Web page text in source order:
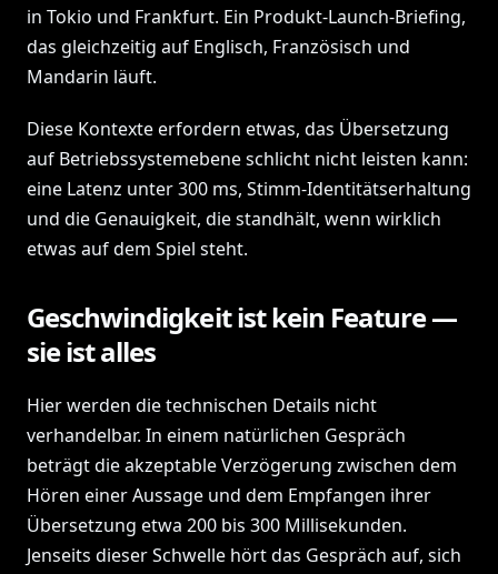
in Tokio und Frankfurt. Ein Produkt-Launch-Briefing,
das gleichzeitig auf Englisch, Französisch und
Mandarin läuft.
Diese Kontexte erfordern etwas, das Übersetzung
auf Betriebssystemebene schlicht nicht leisten kann:
eine Latenz unter 300 ms, Stimm-Identitätserhaltung
und die Genauigkeit, die standhält, wenn wirklich
etwas auf dem Spiel steht.
Geschwindigkeit ist kein Feature —
sie ist alles
Hier werden die technischen Details nicht
verhandelbar. In einem natürlichen Gespräch
beträgt die akzeptable Verzögerung zwischen dem
Hören einer Aussage und dem Empfangen ihrer
Übersetzung etwa 200 bis 300 Millisekunden.
Jenseits dieser Schwelle hört das Gespräch auf, sich